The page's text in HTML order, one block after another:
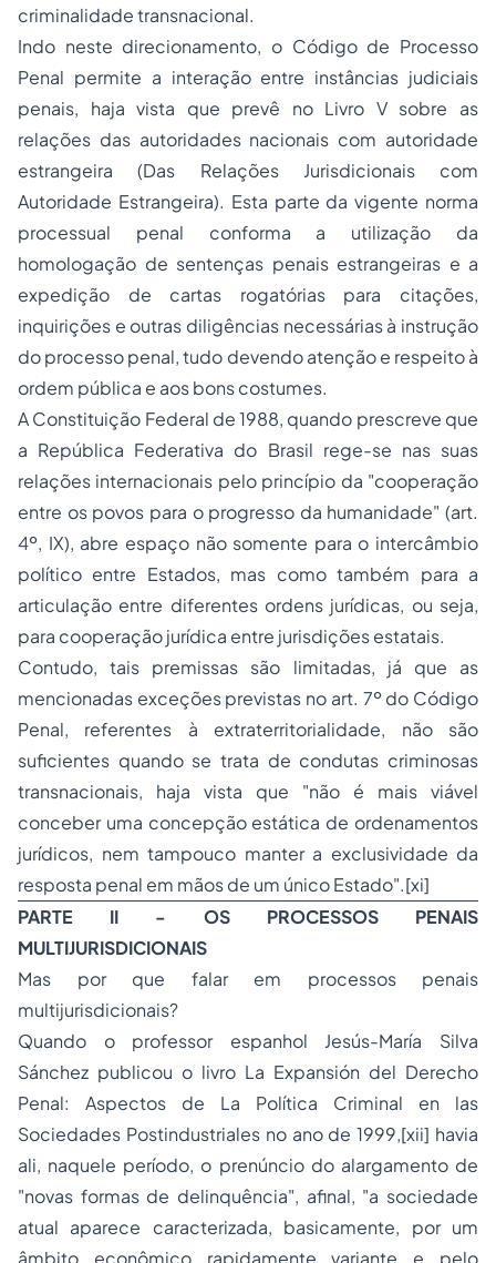
criminalidade transnacional.
Indo neste direcionamento, o Código de Processo
Penal permite a interação entre instâncias judiciais
penais, haja vista que prevê no Livro V sobre as
relações das autoridades nacionais com autoridade
estrangeira (Das Relações Jurisdicionais com
Autoridade Estrangeira). Esta parte da vigente norma
processual penal conforma a utilização da
homologação de sentenças penais estrangeiras e a
expedição de cartas rogatórias para citações,
inquirições e outras diligências necessárias à instrução
do processo penal, tudo devendo atenção e respeito à
ordem pública e aos bons costumes.
A Constituição Federal de 1988, quando prescreve que
a República Federativa do Brasil rege-se nas suas
relações internacionais pelo princípio da "cooperação
entre os povos para o progresso da humanidade" (art.
4º, IX), abre espaço não somente para o intercâmbio
político entre Estados, mas como também para a
articulação entre diferentes ordens jurídicas, ou seja,
para cooperação jurídica entre jurisdições estatais.
Contudo, tais premissas são limitadas, já que as
mencionadas exceções previstas no art. 7º do Código
Penal, referentes à extraterritorialidade, não são
suficientes quando se trata de condutas criminosas
transnacionais, haja vista que "não é mais viável
conceber uma concepção estática de ordenamentos
jurídicos, nem tampouco manter a exclusividade da
resposta penal em mãos de um único Estado".[xi]
PARTE II - OS PROCESSOS PENAIS
MULTIJURISDICIONAIS
Mas por que falar em processos penais
multijurisdicionais?
Quando o professor espanhol Jesús-María Silva
Sánchez publicou o livro La Expansión del Derecho
Penal: Aspectos de La Política Criminal en las
Sociedades Postindustriales no ano de 1999,[xii] havia
ali, naquele período, o prenúncio do alargamento de
"novas formas de delinquência", afinal, "a sociedade
atual aparece caracterizada, basicamente, por um